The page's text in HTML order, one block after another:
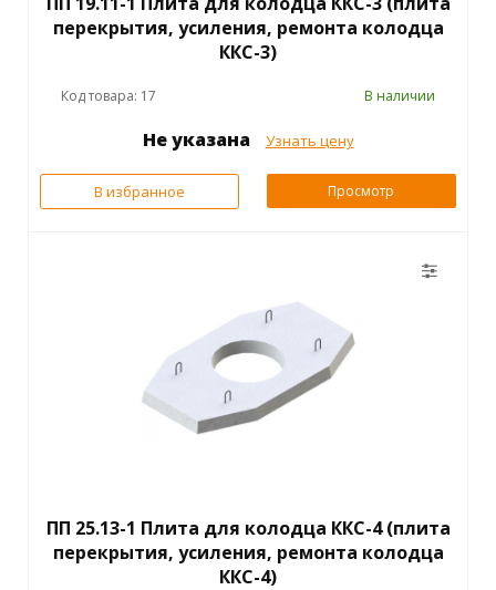
перекрытия, усиления, ремонта колодца
ККС-3)
Код товара: 17 В наличии
Не указана Узнать цену
В избранное Просмотр
ПП 25.13-1 Плита для колодца ККС-4 (плита
перекрытия, усиления, ремонта колодца
ККС-4)